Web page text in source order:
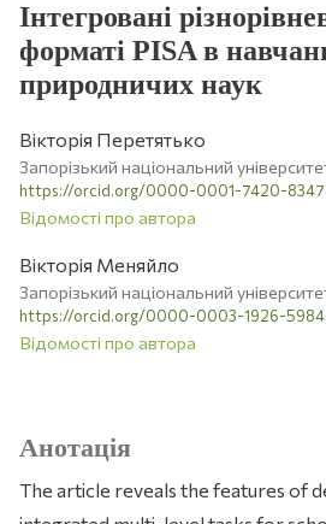
Інтегровані
форматі PISA в
природничих наук
Вікторія Перетятько
Запорізький національний
https://orcid.org/0000-0001-7420-8347
Відомості про автора
Вікторія Меняйло
Запорізький національний
https://orcid.org/0000-0003-1926-5984
Відомості про автора
Анотація
The article reveals the features of